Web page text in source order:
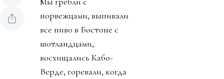
норвежцами, выпивали
все пиво в Бостоне с
шотландцами,
восхищались Кабо-
Верде, горевали, когда